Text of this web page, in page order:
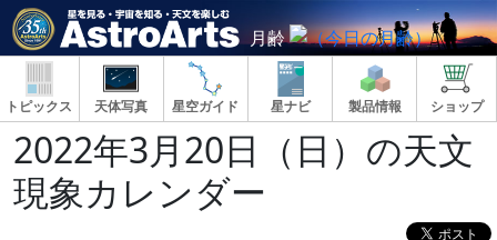
月齢
トピックス 天体写真 星空ガイド 星ナビ 製品情報 ショップ
2022年3月20日（日）の天文
現象カレンダー